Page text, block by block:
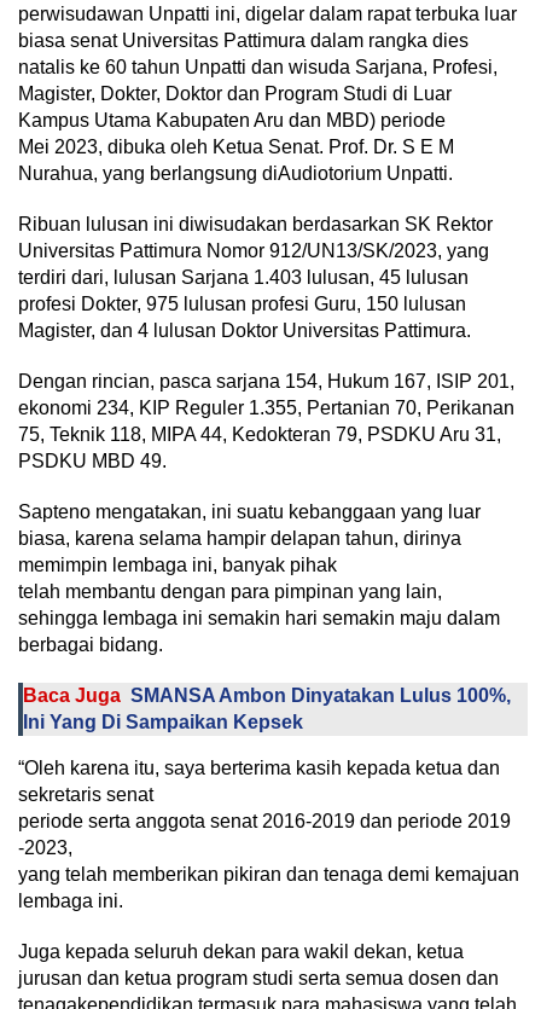
perwisudawan Unpatti ini, digelar dalam rapat terbuka luar
biasa senat Universitas Pattimura dalam rangka dies
natalis ke 60 tahun Unpatti dan wisuda Sarjana, Profesi,
Magister, Dokter, Doktor dan Program Studi di Luar
Kampus Utama Kabupaten Aru dan MBD) periode
Mei 2023, dibuka oleh Ketua Senat. Prof. Dr. S E M
Nurahua, yang berlangsung diAudiotorium Unpatti.
Ribuan lulusan ini diwisudakan berdasarkan SK Rektor
Universitas Pattimura Nomor 912/UN13/SK/2023, yang
terdiri dari, lulusan Sarjana 1.403 lulusan, 45 lulusan
profesi Dokter, 975 lulusan profesi Guru, 150 lulusan
Magister, dan 4 lulusan Doktor Universitas Pattimura.
Dengan rincian, pasca sarjana 154, Hukum 167, ISIP 201,
ekonomi 234, KIP Reguler 1.355, Pertanian 70, Perikanan
75, Teknik 118, MIPA 44, Kedokteran 79, PSDKU Aru 31,
PSDKU MBD 49.
Sapteno mengatakan, ini suatu kebanggaan yang luar
biasa, karena selama hampir delapan tahun, dirinya
memimpin lembaga ini, banyak pihak
telah membantu dengan para pimpinan yang lain,
sehingga lembaga ini semakin hari semakin maju dalam
berbagai bidang.
Baca Juga SMANSA Ambon Dinyatakan Lulus 100%,
Ini Yang Di Sampaikan Kepsek
“Oleh karena itu, saya berterima kasih kepada ketua dan
sekretaris senat
periode serta anggota senat 2016-2019 dan periode 2019
-2023,
yang telah memberikan pikiran dan tenaga demi kemajuan
lembaga ini.
Juga kepada seluruh dekan para wakil dekan, ketua
jurusan dan ketua program studi serta semua dosen dan
tenagakependidikan termasuk para mahasiswa yang telah